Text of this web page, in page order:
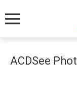
Меню
ACDSee